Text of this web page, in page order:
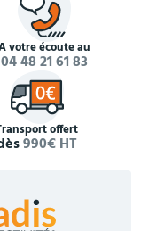
votre écoute au
04 48 21 61 83
offert
990€ HT